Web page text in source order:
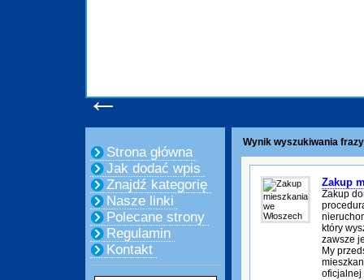
←
Strona główna
Jak dodać wpis
Znajdź kategorię
Nasze linki
Polecane strony
Regulamin
Kontakt
Wynik wyszukiwania
Zakup
Zakup
który
zawsze
My
oficjalnej